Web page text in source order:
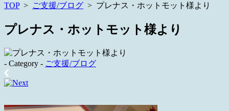
TOP> ご支援/ブログ > プレナス・ホットモット様より
プレナス・ホットモット様より
- Category - ご支援/ブログ